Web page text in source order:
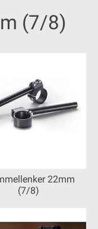
(7/8)
22mm
(7/8)